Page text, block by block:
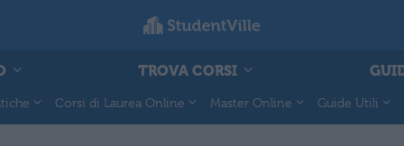
TROVA CORSI
Corsi di Laurea Online Master Online Guide Utili